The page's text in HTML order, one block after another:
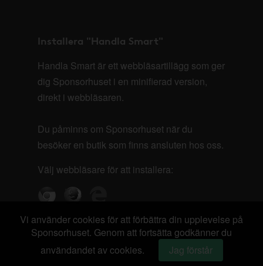
Installera "Handla Smart"
Handla Smart är ett webbläsartillägg som ger
dig Sponsorhuset i en minifierad version,
direkt i webbläsaren.
Du påminns om Sponsorhuset när du
besöker en butik som finns ansluten hos oss.
Välj webbläsare för att installera:
Vi använder cookies för att förbättra din upplevelse på
Sponsorhuset. Genom att fortsätta godkänner du
användandet av cookies.
Jag förstår